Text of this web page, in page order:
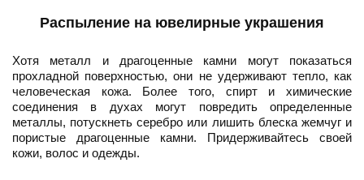
Распыление на ювелирные украшения
Хотя металл и драгоценные камни могут показаться
прохладной поверхностью, они не удерживают тепло, как
человеческая кожа. Более того, спирт и химические
соединения в духах могут повредить определенные
металлы, потускнеть серебро или лишить блеска жемчуг и
пористые драгоценные камни. Придерживайтесь своей
кожи, волос и одежды.